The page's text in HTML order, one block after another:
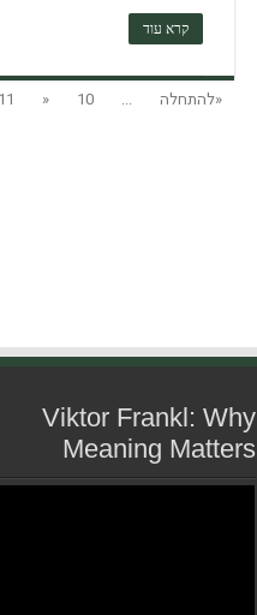
קרא עוד
«להתחלה ...
10
«
11
Viktor Frankl: Why
Meaning Matters